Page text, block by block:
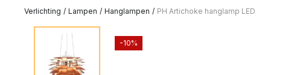
Verlichting / Lampen / Hanglampen / PH Artichoke hanglamp LED
-10%